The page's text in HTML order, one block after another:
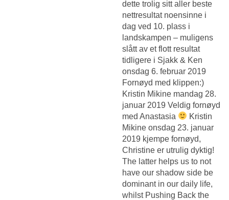
dette trolig sitt aller beste
nettresultat noensinne i
dag ved 10. plass i
landskampen – muligens
slått av et flott resultat
tidligere i Sjakk & Ken
onsdag 6. februar 2019
Fornøyd med klippen:)
Kristin Mikine mandag 28.
januar 2019 Veldig fornøyd
med Anastasia
Kristin
Mikine onsdag 23. januar
2019 kjempe fornøyd,
Christine er utrulig dyktig!
The latter helps us to not
have our shadow side be
dominant in our daily life,
whilst Pushing Back the